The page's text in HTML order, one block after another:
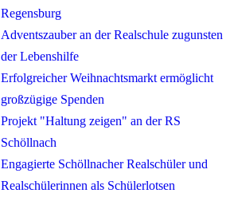
Regensburg
Adventszauber an der Realschule zugunsten
der Lebenshilfe
Erfolgreicher Weihnachtsmarkt ermöglicht
großzügige Spenden
Projekt "Haltung zeigen" an der RS
Schöllnach
Engagierte Schöllnacher Realschüler und
Realschülerinnen als Schülerlotsen